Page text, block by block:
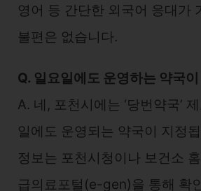
영어 등 간단한 외국어 응대가
불편은 없습니다.
Q. 일요일에도 운영하는 약국
A. 네, 포천시에는 ‘당번약국’
일에도 운영되는 약국이 지정
정보는 포천시청이나 보건소
급의료포털(e-gen)을 통해 확